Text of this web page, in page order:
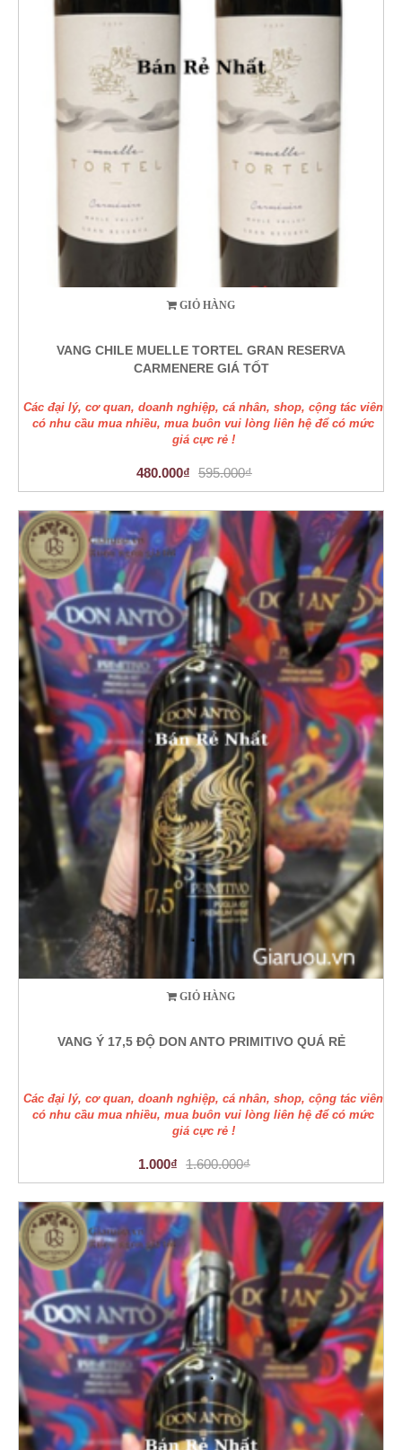
GIỎ HÀNG
VANG CHILE MUELLE TORTEL GRAN RESERVA
CARMENERE GIÁ TỐT
Các đại lý, cơ quan, doanh nghiệp, cá nhân, shop, cộng tác viên
có nhu cầu mua nhiều, mua buôn vui lòng liên hệ để có mức
giá cực rẻ !
480.000₫ 595.000₫
GIỎ HÀNG
VANG Ý 17,5 ĐỘ DON ANTO PRIMITIVO QUÁ RẺ
Các đại lý, cơ quan, doanh nghiệp, cá nhân, shop, cộng tác viên
có nhu cầu mua nhiều, mua buôn vui lòng liên hệ để có mức
giá cực rẻ !
1.000₫ 1.600.000₫